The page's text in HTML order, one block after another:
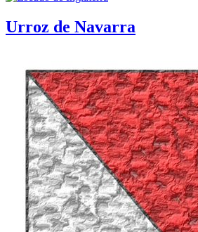
Urroz de Navarra